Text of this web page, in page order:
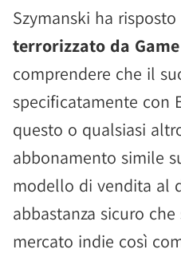
Szymanski ha
terrorizzato da Game
comprendere che il
specificatamente con
questo o qualsiasi
abbonamento simile
modello di vendita al
abbastanza sicuro
mercato indie così